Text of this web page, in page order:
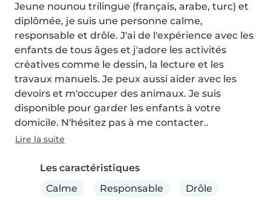
Jeune nounou trilingue (français, arabe, turc) et
diplômée, je suis une personne calme,
responsable et drôle. J'ai de l'expérience avec les
enfants de tous âges et j'adore les activités
créatives comme le dessin, la lecture et les
travaux manuels. Je peux aussi aider avec les
devoirs et m'occuper des animaux. Je suis
disponible pour garder les enfants à votre
domicile. N'hésitez pas à me contacter..
Lire la suite
Les caractéristiques
Calme
Responsable Drôle